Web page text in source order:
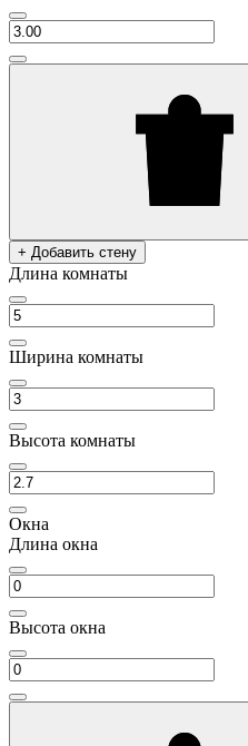
+ Добавить стену
Длина комнаты
Ширина комнаты
Высота комнаты
Окна
Длина окна
Высота окна